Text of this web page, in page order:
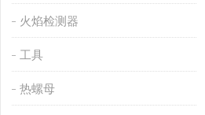
火焰检测器
工具
热螺母